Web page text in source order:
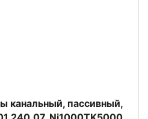
канальный, пассивный,